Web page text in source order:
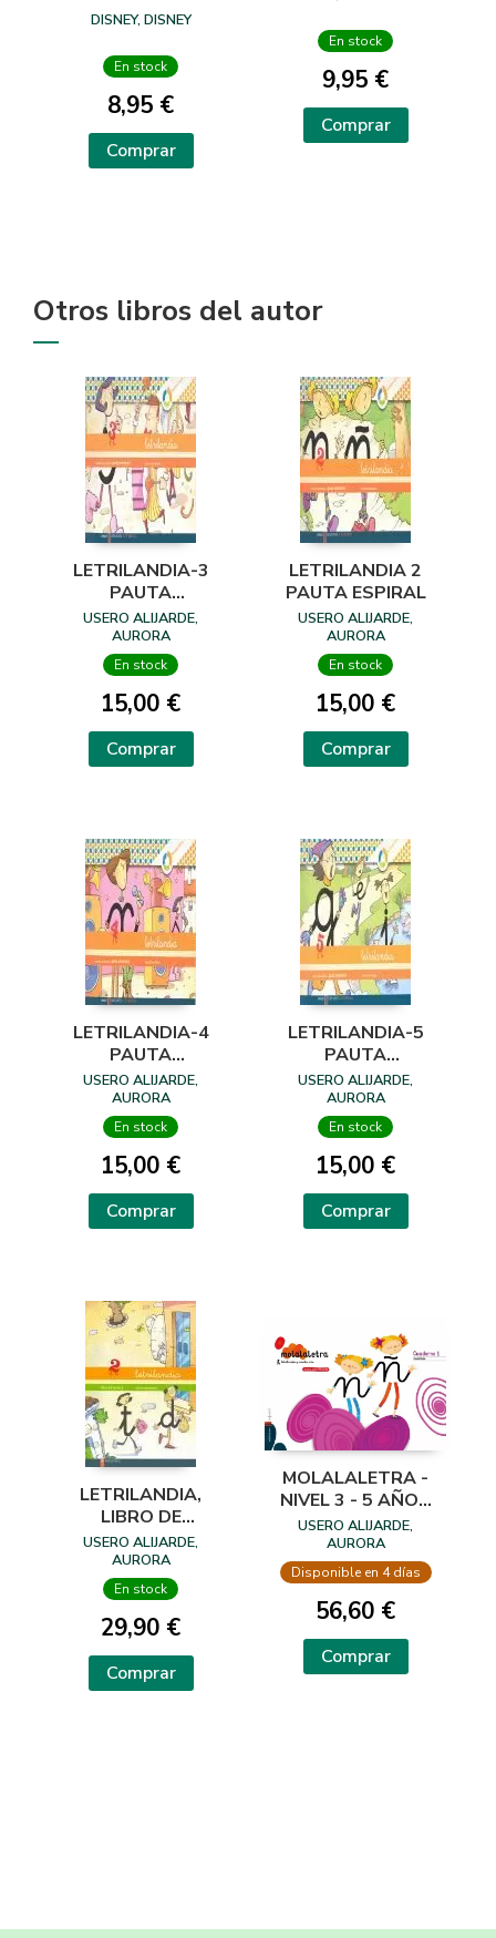
MÁGICO 3
DISNEY, DISNEY
En stock
8,95 €
Comprar
En stock
9,95 €
Comprar
Otros libros del autor
LETRILANDIA-3
PAUTA
MONTESORI
ESPIRAL
USERO ALIJARDE,
AURORA
En stock
15,00 €
Comprar
LETRILANDIA 2
PAUTA ESPIRAL
USERO ALIJARDE,
AURORA
En stock
15,00 €
Comprar
LETRILANDIA-4
PAUTA
MONTESORI
ESPIRAL
USERO ALIJARDE,
AURORA
En stock
15,00 €
Comprar
LETRILANDIA-5
PAUTA
MONTESORI
ESPIRAL
USERO ALIJARDE,
AURORA
En stock
15,00 €
Comprar
LETRILANDIA,
LIBRO DE
LECTURAS 2
USERO ALIJARDE,
AURORA
En stock
29,90 €
Comprar
MOLALALETRA -
NIVEL 3 - 5 AÑOS
(CUADRÍCULA)
USERO ALIJARDE,
AURORA
Disponible en 4 días
56,60 €
Comprar